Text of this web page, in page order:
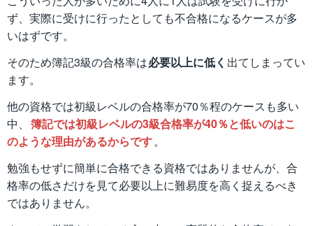
ず、実際に受けに行ったとしても不合格になるケースが多
いはずです。
そのため簿記3級の合格率は必要以上に低く 出てしまってい
ます。
他の資格では初級レベルの合格率が70％程のケースも多い
中、 簿記では初級レベルの3級合格率が40％と低いのはこ
のような理由があるからです。
勉強もせずに簡単に合格できる資格ではありませんが、合
格率の低さだけを見て必要以上に難易度を高く捉えるべき
ではありません。